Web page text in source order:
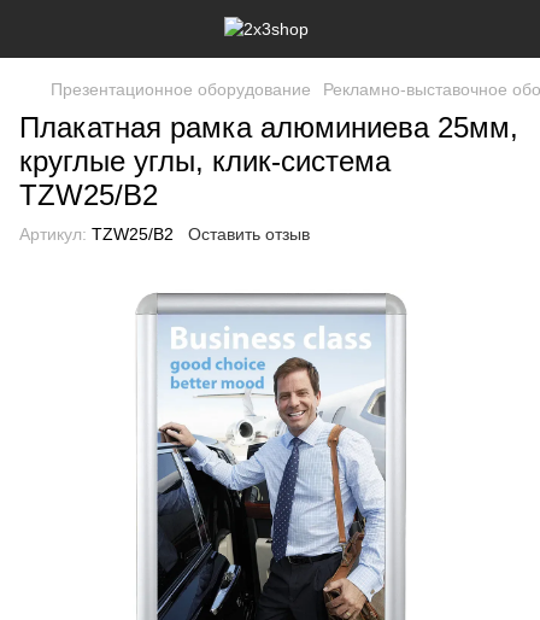
Презентационное оборудование Рекламно-выставочное
Плакатная рамка алюминиева 25мм,
круглые углы, клик-система
TZW25/B2
Артикул: TZW25/B2 Оставить отзыв